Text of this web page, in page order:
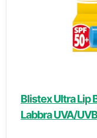
Blistex Ultra Lip
Labbra UVA/